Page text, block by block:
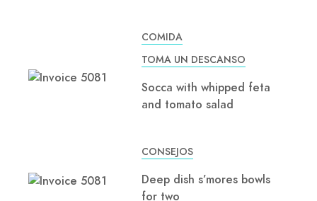
COMIDA
TOMA UN DESCANSO
Socca with whipped feta
and tomato salad
CONSEJOS
Deep dish s’mores bowls
for two